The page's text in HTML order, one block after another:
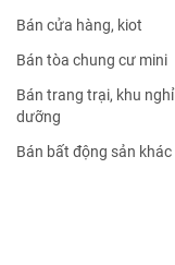
Bán cửa hàng, kiot
Bán tòa chung cư mini
Bán trang trại, khu nghỉ
dưỡng
Bán bất động sản khác